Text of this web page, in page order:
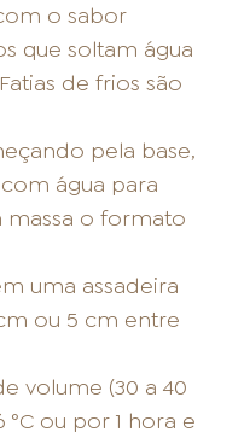
o sabor
que soltam água
de frios são
pela base,
água para
massa o formato
uma assadeira
ou 5 cm entre
volume (30 a 40
ou por 1 hora e